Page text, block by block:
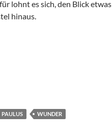
lohnt es sich, den Blick etwas
hinaus.
PAULUS WUNDER